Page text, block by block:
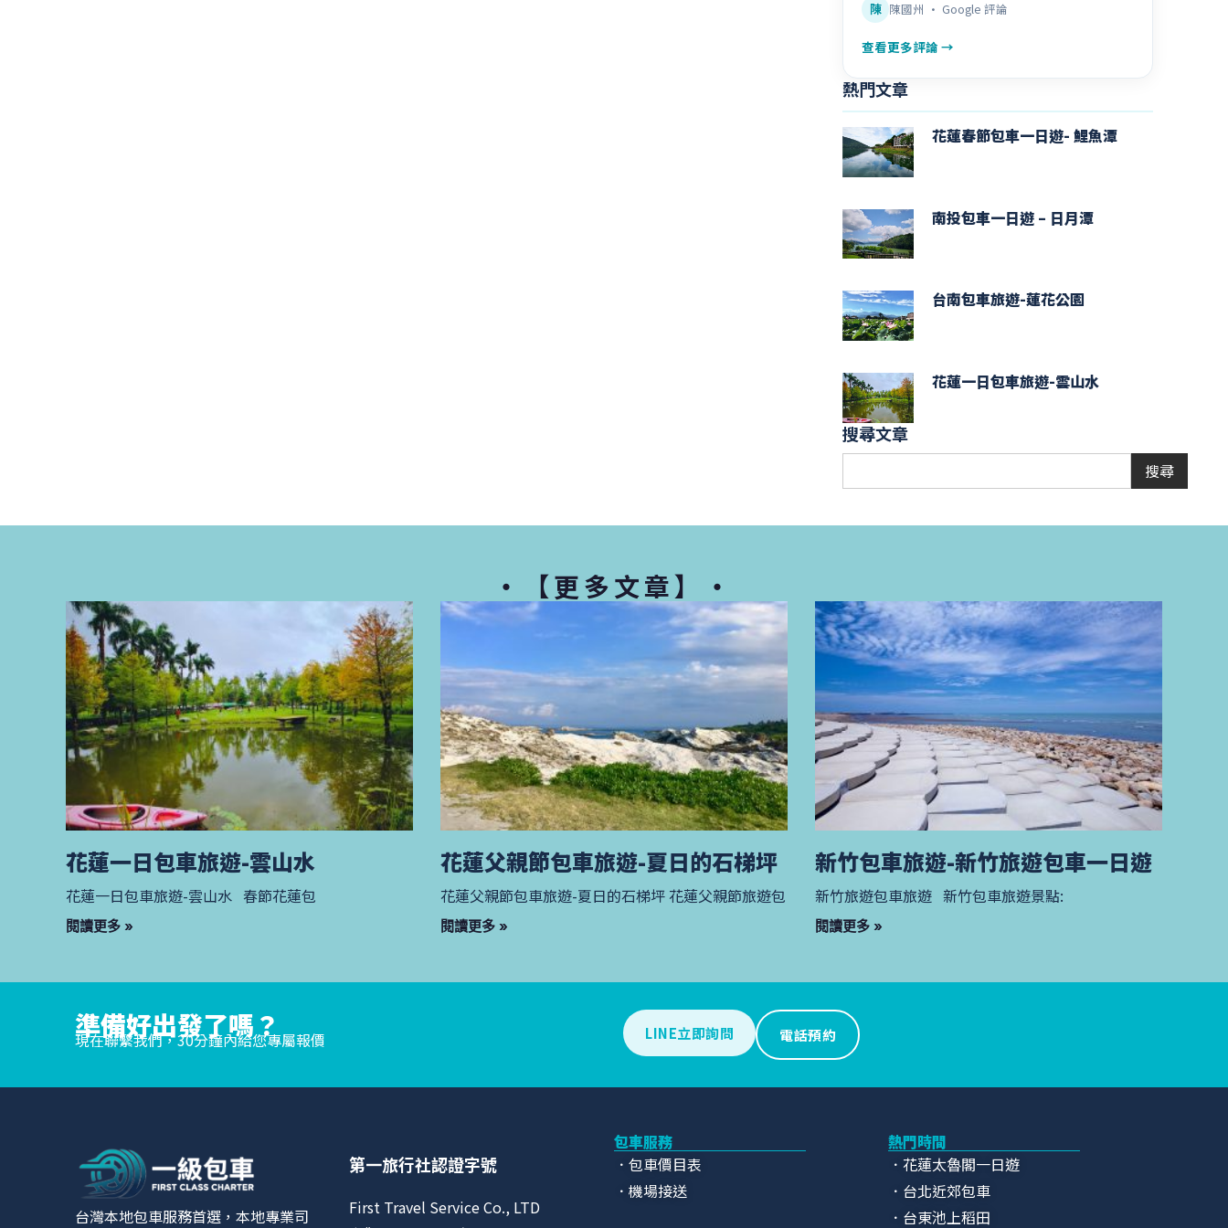
陳 陳國州 · Google 評論
查看更多評論 →
熱門文章
花蓮春節包車一日遊- 鯉魚潭
南投包車一日遊 – 日月潭
台南包車旅遊-蓮花公園
花蓮一日包車旅遊-雲山水
搜尋文章
搜尋
・【更多文章】・
花蓮一日包車旅遊-雲山水
花蓮一日包車旅遊-雲山水 春節花蓮包
閱讀更多 »
花蓮父親節包車旅遊-夏日的石梯坪
花蓮父親節包車旅遊-夏日的石梯坪 花蓮父親節旅遊包
閱讀更多 »
新竹包車旅遊-新竹旅遊包車一日遊
新竹旅遊包車旅遊 新竹包車旅遊景點:
閱讀更多 »
準備好出發了嗎？
現在聯繫我們，30分鐘內給您專屬報價 LINE立即詢問 電話預約
台灣本地包車服務首選，本地專業司
第一旅行社認證字號
First Travel Service Co., LTD
包車服務
．包車價目表
．機場接送
熱門時間
．花蓮太魯閣一日遊
．台北近郊包車
．台東池上稻田